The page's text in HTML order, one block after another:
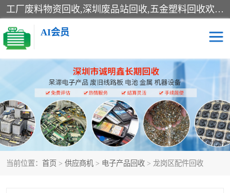
工厂废料物资回收,深圳废品站回收,五金塑料回收欢迎有金属、塑料、电子、电线、废旧设备、废铜、锡渣、线路板、镀银废料、废IC、电子零件、电子脚，等其他废旧物资的单位及个人联系洽谈。对提供息者我们可以提供优厚的业务提成（佣金）。
AI会员
当前位置： 首页 > 供应商机 > 电子产品回收 > 龙岗区配件回收
线路板回收 电子回收
电子产品回收 电池回收
金属回收 机器设备回收